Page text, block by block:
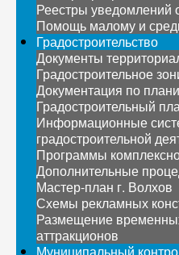
Реестры уведомлений
Помощь малому и
Градостроительство
Документы
Градостроительное
Документация по
Градостроительный
Информационные
градостроительной
Программы
Дополнительные
Мастер-план г. Волхов
Схемы рекламных
Размещение
аттракционов